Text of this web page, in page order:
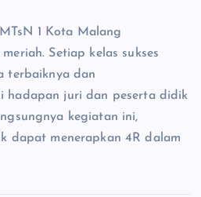
1 Kota Malang
Setiap kelas sukses
terbaiknya dan
hadapan juri dan peserta didik
kegiatan ini,
dapat menerapkan 4R dalam